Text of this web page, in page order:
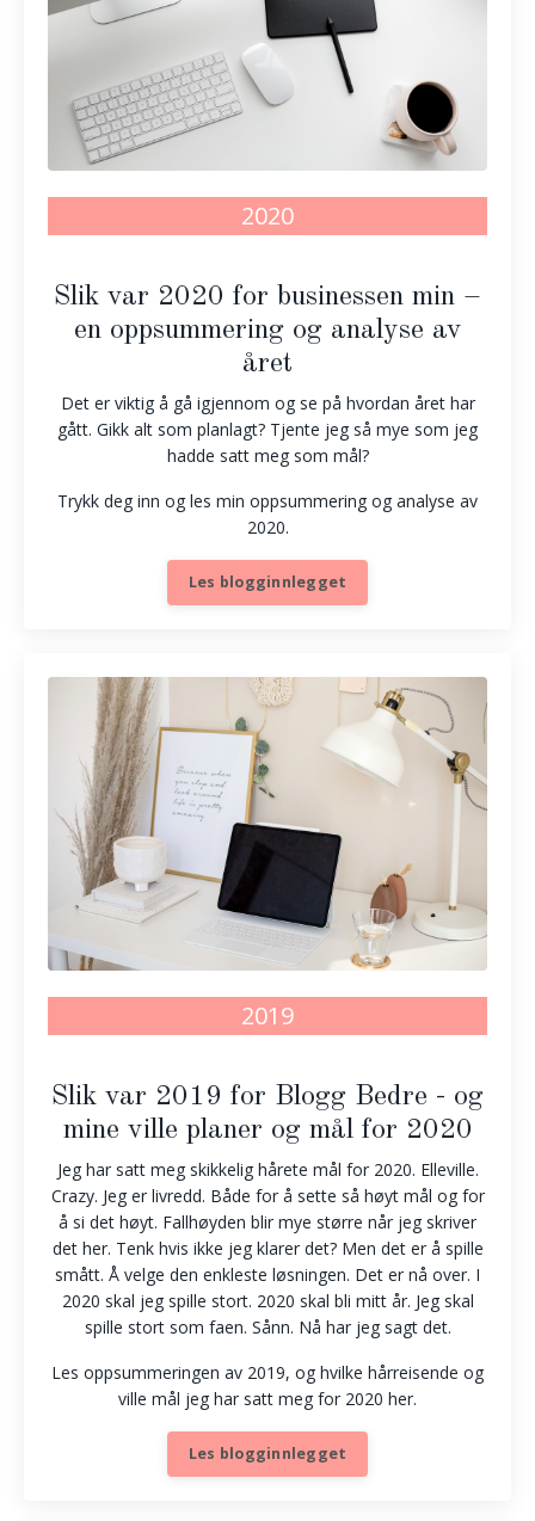
2020
Slik var 2020 for businessen min –
en oppsummering og analyse av
året
Det er viktig å gå igjennom og se på hvordan året har
gått. Gikk alt som planlagt? Tjente jeg så mye som jeg
hadde satt meg som mål?
Trykk deg inn og les min oppsummering og analyse av
2020.
Les blogginnlegget
2019
Slik var 2019 for Blogg Bedre - og
mine ville planer og mål for 2020
Jeg har satt meg skikkelig hårete mål for 2020. Elleville.
Crazy. Jeg er livredd. Både for å sette så høyt mål og for
å si det høyt. Fallhøyden blir mye større når jeg skriver
det her. Tenk hvis ikke jeg klarer det? Men det er å spille
smått. Å velge den enkleste løsningen. Det er nå over. I
2020 skal jeg spille stort. 2020 skal bli mitt år. Jeg skal
spille stort som faen. Sånn. Nå har jeg sagt det.
Les oppsummeringen av 2019, og hvilke hårreisende og
ville mål jeg har satt meg for 2020 her.
Les blogginnlegget